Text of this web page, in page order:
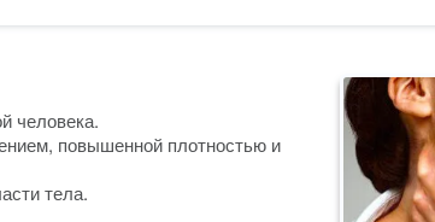
человека.
повышенной плотностью и
тела.